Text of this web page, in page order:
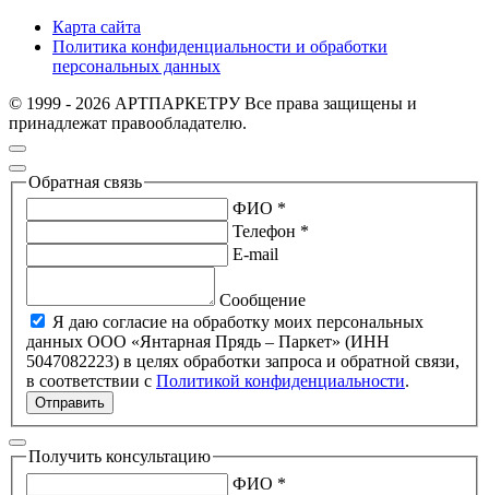
Карта сайта
Политика конфиденциальности и обработки
персональных данных
© 1999 - 2026 АРТПАРКЕТРУ Все права защищены и
принадлежат правообладателю.
Обратная связь
ФИО *
Телефон *
E-mail
Сообщение
Я даю согласие на обработку моих персональных
данных ООО «Янтарная Прядь – Паркет» (ИНН
5047082223) в целях обработки запроса и обратной связи,
в соответствии с Политикой конфиденциальности.
Отправить
Получить консультацию
ФИО *